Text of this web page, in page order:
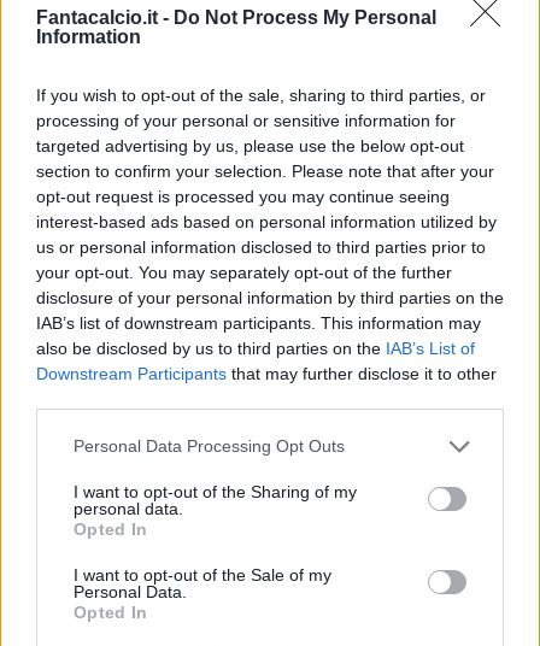
Fantacalcio.it - Do Not Process My Personal
Information
If you wish to opt-out of the sale, sharing to third parties, or
processing of your personal or sensitive information for
targeted advertising by us, please use the below opt-out
section to confirm your selection. Please note that after your
opt-out request is processed you may continue seeing
interest-based ads based on personal information utilized by
us or personal information disclosed to third parties prior to
your opt-out. You may separately opt-out of the further
disclosure of your personal information by third parties on the
IAB’s list of downstream participants. This information may
also be disclosed by us to third parties on the IAB’s List of
Downstream Participants that may further disclose it to other
Personal Data Processing Opt Outs
I want to opt-out of the Sharing of my
personal data.
Opted In
I want to opt-out of the Sale of my
Personal Data.
Opted In
Classic Mantra
Riepilogo stagione
Titolare 19 - 50%
Entrato 12 - 31%
Squalificato 0 - 0%
Inutilizzato 7 - 18